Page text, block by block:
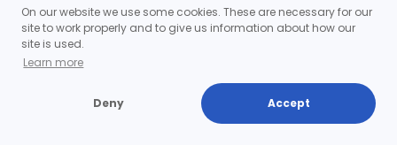
On our website we use some cookies. These are necessary for our
site to work properly and to give us information about how our
site is used.
Learn more
Deny Accept